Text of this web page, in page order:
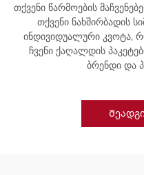
თქვენი წარმოების
თქვენი ნახშირბადის
ინდივიდუალური კვოტა,
ჩვენი ქაღალდის
ბრენდი და